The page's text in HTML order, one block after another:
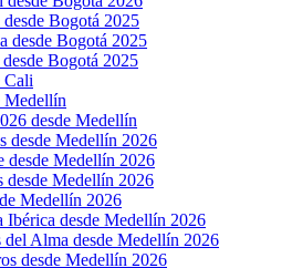
Bogotá 2025
desde Bogotá 2025
Bogotá 2025
Cali
Medellín
desde Medellín
desde Medellín 2026
desde Medellín 2026
desde Medellín 2026
Medellín 2026
Ibérica desde Medellín 2026
del Alma desde Medellín 2026
desde Medellín 2026